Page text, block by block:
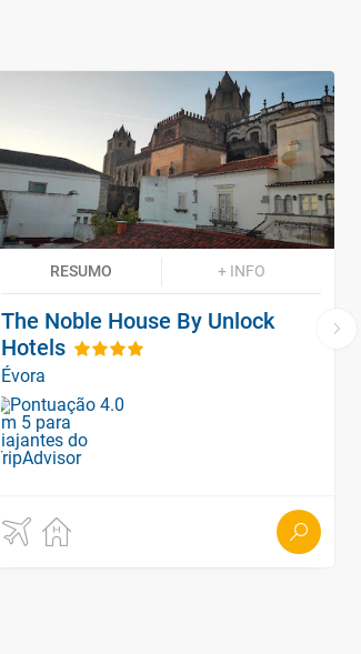
RESUMO + INFO
The Noble House By Unlock
Hotels
Évora